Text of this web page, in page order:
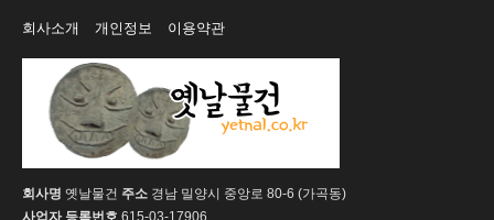
회사소개 개인정보 이용약관
회사명 옛날물건 주소 경남 밀양시 중앙로 80-6 (가곡동)
사업자 등록번호 615-03-17906